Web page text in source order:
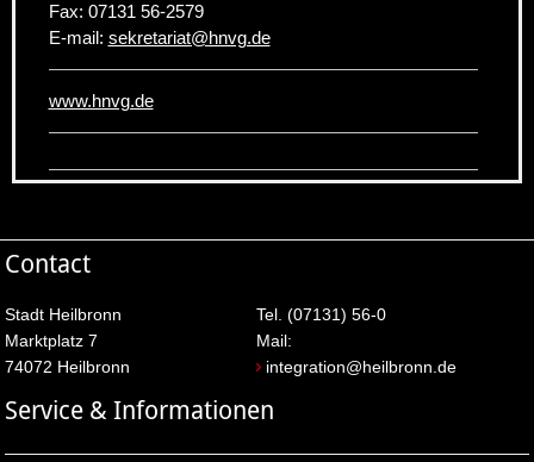
Fax: 07131 56-2579
E-mail: sekretariat@hnvg.de
www.hnvg.de
Contact
Stadt Heilbronn
Marktplatz 7
74072 Heilbronn
Tel. (07131) 56-0
Mail:
integration@heilbronn.de
Service & Informationen